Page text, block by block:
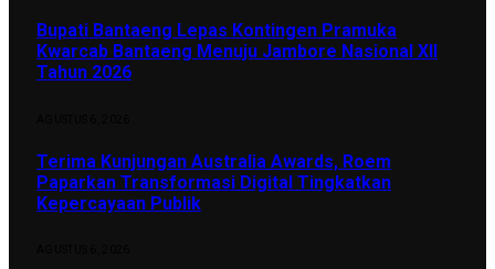
Bupati Bantaeng Lepas Kontingen Pramuka
Kwarcab Bantaeng Menuju Jambore Nasional XII
Tahun 2026
Terima Kunjungan Australia Awards, Roem
Paparkan Transformasi Digital Tingkatkan
Kepercayaan Publik